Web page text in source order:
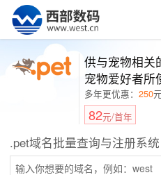
供与宠物相关
宠物爱好者所
多年更优惠：250
82元/首年
.pet域名批量查询与注册系统